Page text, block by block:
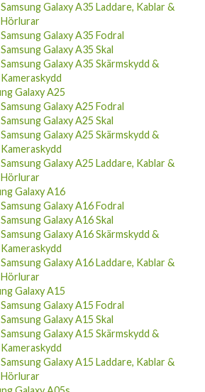
Samsung Galaxy A35 Laddare, Kablar &
Hörlurar
Samsung Galaxy A35 Fodral
Samsung Galaxy A35 Skal
Samsung Galaxy A35 Skärmskydd &
Kameraskydd
Galaxy A25
Samsung Galaxy A25 Fodral
Samsung Galaxy A25 Skal
Samsung Galaxy A25 Skärmskydd &
Kameraskydd
Samsung Galaxy A25 Laddare, Kablar &
Hörlurar
Galaxy A16
Samsung Galaxy A16 Fodral
Samsung Galaxy A16 Skal
Samsung Galaxy A16 Skärmskydd &
Kameraskydd
Samsung Galaxy A16 Laddare, Kablar &
Hörlurar
Galaxy A15
Samsung Galaxy A15 Fodral
Samsung Galaxy A15 Skal
Samsung Galaxy A15 Skärmskydd &
Kameraskydd
Samsung Galaxy A15 Laddare, Kablar &
Hörlurar